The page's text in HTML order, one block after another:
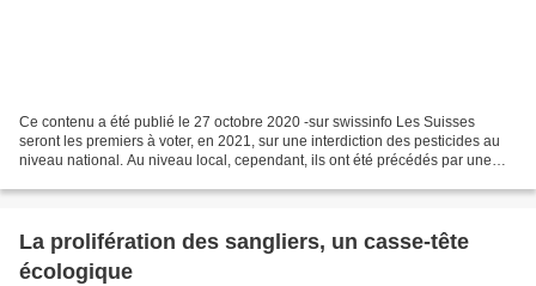
Ce contenu a été publié le 27 octobre 2020 -sur swissinfo Les Suisses
seront les premiers à voter, en 2021, sur une interdiction des pesticides au
niveau national. Au niveau local, cependant, ils ont été précédés par une
La prolifération des sangliers, un casse-tête
écologique